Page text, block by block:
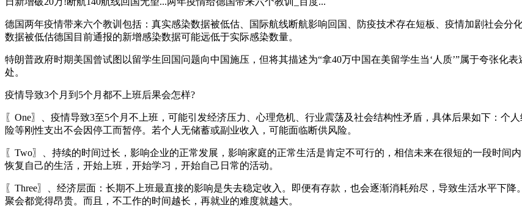
德国两年疫情带来六个教训包括：真实感染数据被低估、国际航线断航影响回国、防疫技术存在短板、疫情加剧社会
数据被低估德国目前通报的新增感染数据可能远低于实际感染数量。
特朗普政府时期美国曾试图以留学生回国问题向中国施压，但将其描述为“拿40万中国在美留学生当‘人质’”属于夸张化
处。
疫情导致3个月到5个月都不上班后果会怎样?
〖One〗、疫情导致3至5个月不上班，可能引发经济压力、心理危机、行业震荡及社会结构性矛盾，具体后果如下：个
险等刚性支出不会因停工而暂停。若个人无储蓄或副业收入，可能面临断供风险。
〖Two〗、持续的时间过长，影响企业的正常发展，影响家庭的正常生活是肯定不可行的，相信未来在很短的一段时间
恢复自己的生活，开始上班，开始学习，开始自己日常的活动。
〖Three〗、经济层面：长期不上班最直接的影响是失去稳定收入。即便有存款，也会逐渐消耗殆尽，导致生活水平下
聚会都觉得昂贵。而且，不工作的时间越长，再就业的难度就越大。